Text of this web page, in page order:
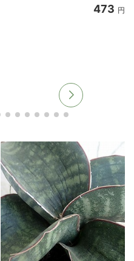
473 円